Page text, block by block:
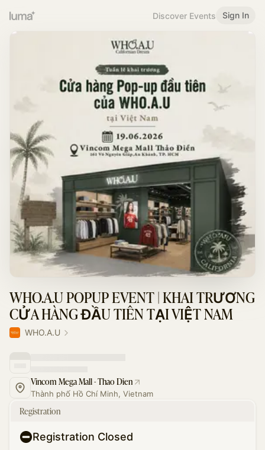
Discover Events Sign In
WHO.A.U POPUP EVENT | KHAI TRƯƠNG
CỬA HÀNG ĐẦU TIÊN TẠI VIỆT NAM
WHO.A.U
Vincom Mega Mall - Thao Dien
Thành phố Hồ Chí Minh, Vietnam
Registration
Registration Closed